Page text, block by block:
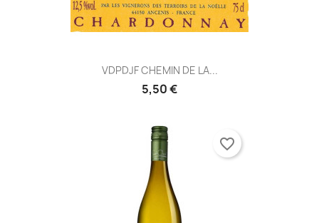
VDPDJF CHEMIN DE LA...
5,50 €
favorite_border